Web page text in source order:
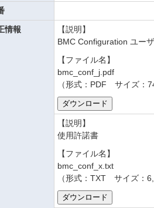
情報
【説明】
BMC Configuration ユー
【ファイル名】
bmc_conf_j.pdf
（形式：PDF サイズ：
【説明】
使用許諾書
【ファイル名】
bmc_conf_x.txt
（形式：TXT サイズ：